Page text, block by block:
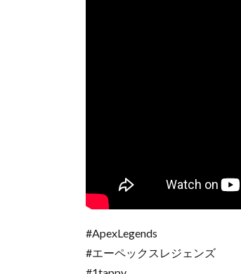
#ApexLegends
#エーペックスレジェンズ